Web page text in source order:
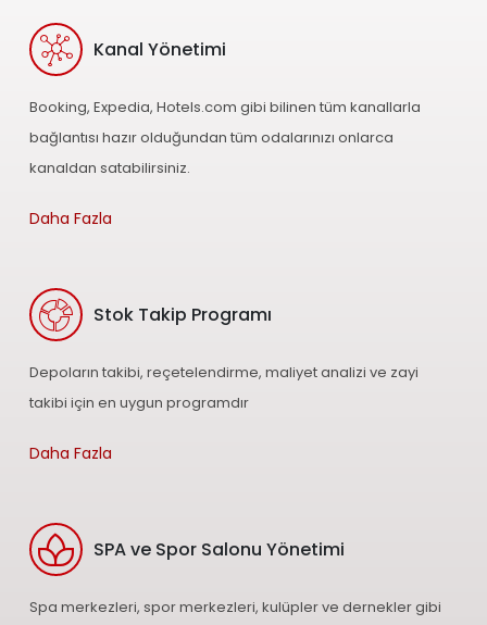
Kanal Yönetimi
Booking, Expedia, Hotels.com gibi bilinen tüm kanallarla
bağlantısı hazır olduğundan tüm odalarınızı onlarca
kanaldan satabilirsiniz.
Daha Fazla
Stok Takip Programı
Depoların takibi, reçetelendirme, maliyet analizi ve zayi
takibi için en uygun programdır
Daha Fazla
SPA ve Spor Salonu Yönetimi
Spa merkezleri, spor merkezleri, kulüpler ve dernekler gibi